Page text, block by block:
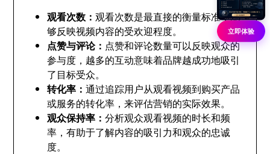
观看次数：观看次数是最直接的衡量标准，能
够反映视频内容的受欢迎程度。
点赞与评论： 点赞和评论数量可以反映观众的
参与度，越多的互动意味着品牌越成功地吸引
了目标受众。
转化率：通过追踪用户从观看视频到购买产品
或服务的转化率，来评估营销的实际效果。
观众保持率：分析观众观看视频的时长和频
率，有助于了解内容的吸引力和观众的忠诚
度。
立即体验